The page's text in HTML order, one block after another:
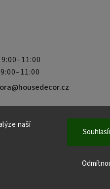
naší